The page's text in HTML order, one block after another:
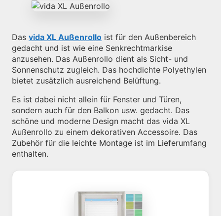
Das vida XL Außenrollo ist für den Außenbereich
gedacht und ist wie eine Senkrechtmarkise
anzusehen. Das Außenrollo dient als Sicht- und
Sonnenschutz zugleich. Das hochdichte Polyethylen
bietet zusätzlich ausreichend Belüftung.
Es ist dabei nicht allein für Fenster und Türen,
sondern auch für den Balkon usw. gedacht. Das
schöne und moderne Design macht das vida XL
Außenrollo zu einem dekorativen Accessoire. Das
Zubehör für die leichte Montage ist im Lieferumfang
enthalten.